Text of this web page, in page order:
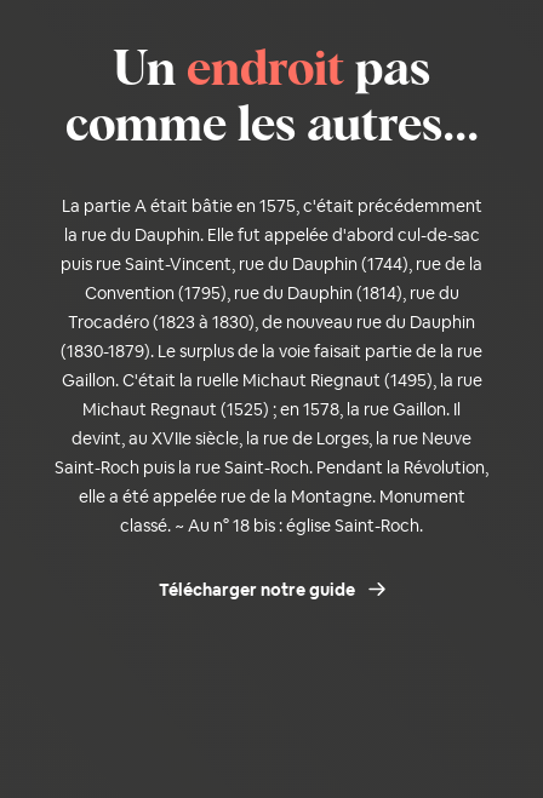
Un endroit pas
comme les autres...
La partie A était bâtie en 1575, c'était précédemment
la rue du Dauphin. Elle fut appelée d'abord cul-de-sac
puis rue Saint-Vincent, rue du Dauphin (1744), rue de la
Convention (1795), rue du Dauphin (1814), rue du
Trocadéro (1823 à 1830), de nouveau rue du Dauphin
(1830-1879). Le surplus de la voie faisait partie de la rue
Gaillon. C'était la ruelle Michaut Riegnaut (1495), la rue
Michaut Regnaut (1525) ; en 1578, la rue Gaillon. Il
devint, au XVIIe siècle, la rue de Lorges, la rue Neuve
Saint-Roch puis la rue Saint-Roch. Pendant la Révolution,
elle a été appelée rue de la Montagne. Monument
classé. ~ Au n° 18 bis : église Saint-Roch.
Télécharger notre guide